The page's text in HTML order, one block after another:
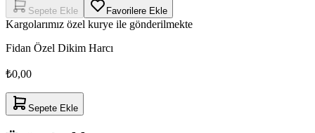
Sepete Ekle Favorilere Ekle
Kargolarımız özel kurye ile gönderilmekte
Fidan Özel Dikim Harcı
₺0,00
Sepete Ekle